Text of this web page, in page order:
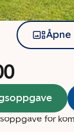
Åpne
for